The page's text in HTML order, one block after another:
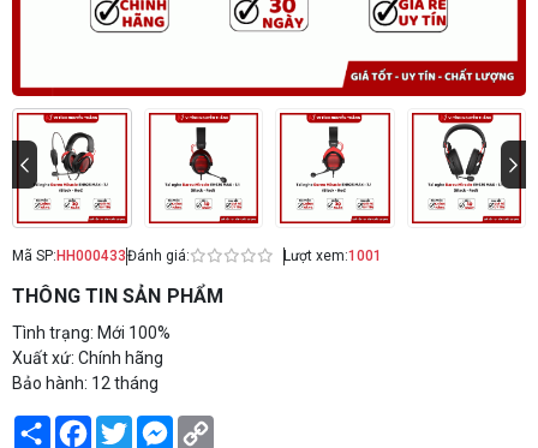
Mã SP: HH000433Đánh giá: Lượt xem:1001
THÔNG TIN SẢN PHẨM
Tình trạng: Mới 100%
Xuất xứ: Chính hãng
Bảo hành: 12 tháng
Share Facebook
TwitterMessenger